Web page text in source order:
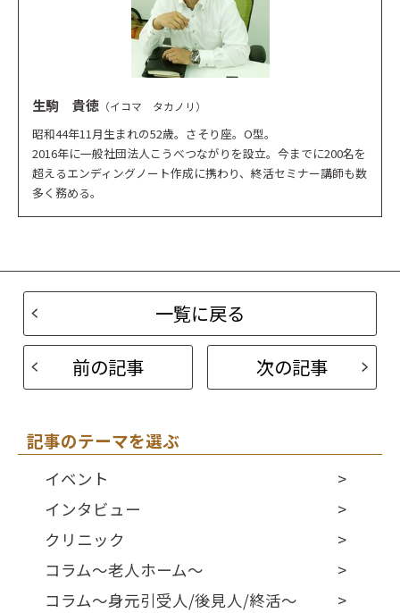
生駒 貴徳 （イコマ タカノリ）
昭和44年11月生まれの52歳。さそり座。O型。
2016年に一般社団法人こうべつながりを設立。今までに200名を
超えるエンディングノート作成に携わり、終活セミナー講師も数
多く務める。
一覧に戻る
前の記事
次の記事
記事のテーマを選ぶ
イベント
インタビュー
クリニック
コラム～老人ホーム～
コラム～身元引受人/後見人/終活～